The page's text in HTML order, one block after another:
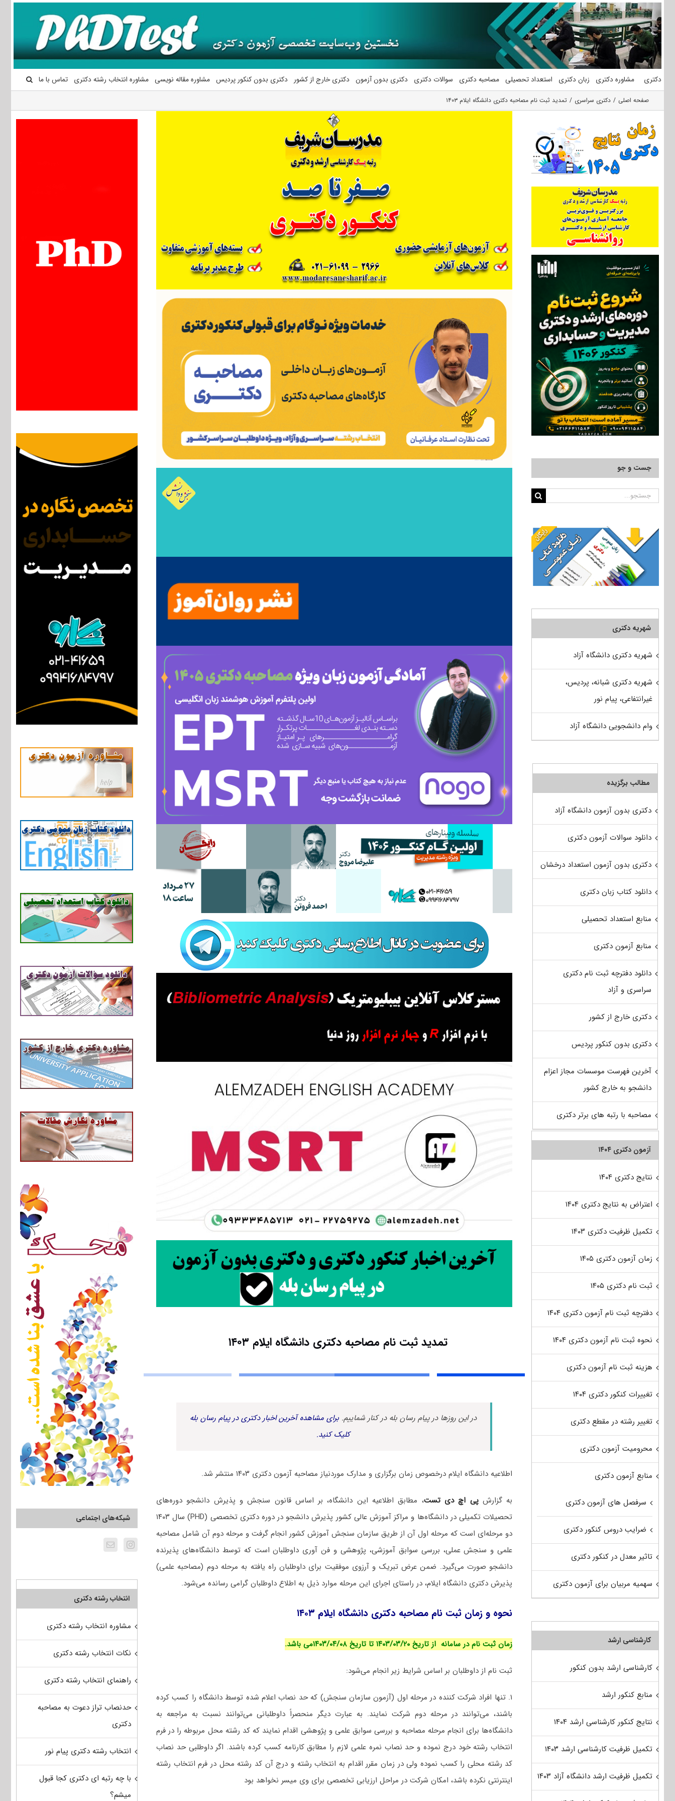
محتوا
دکتری مشاوره دکتری زبان دکتری استعداد تحصیلی مصاحبه دکتری سوالات دکتری دکتری بدون آزمون دکتری خارج از کشور دکتری بدون کنکور پردیس مشاوره مقاله نویسی مشاوره انتخاب رشته دکتری تماس با ما
صفحه اصلی دکتری سراسری تمدید ثبت نام مصاحبه دکتری دانشگاه ایلام ۱۴۰۳
تمدید ثبت نام مصاحبه دکتری دانشگاه ایلام ۱۴۰۳
در این روزها در پیام رسان بله در کنار شماییم. برای مشاهده آخرین اخبار دکتری در پیام رسان بله
کلیک کنید.
اطلاعیه دانشگاه ایلام درخصوص زمان برگزاری و مدارک موردنیاز مصاحبه آزمون دکتری ۱۴۰۳ منتشر شد.
به گزارشپی اچ دی تست، مطابق اطلاعیه این دانشگاه، بر اساس قانون سنجش و پذیرش دانشجو دوره‌های
تحصیلات تکمیلی در دانشگاه‌ها و مراکز آموزش عالی کشور پذیرش دانشجو در دوره دکتری تخصصی (PHD) سال ۱۴۰۳
دو مرحله‌ای است که مرحله اول آن از طریق سازمان سنجش آموزش کشور انجام گرفت و مرحله دوم آن شامل مصاحبه
علمی و سنجش عملی، بررسی سوابق آموزشی، پژوهشی و فن آوری داوطلبان است که توسط دانشگاه‌های پذیرنده
دانشجو صورت می‌گیرد. ضمن عرض تبریک و آرزوی موفقیت برای داوطلبان راه یافته به مرحله دوم (مصاحبه علمی)
پذیرش دکتری دانشگاه ایلام، در راستای اجرای این مرحله موارد ذیل به اطلاع داوطلبان گرامی رسانده می‌شود.
نحوه و زمان ثبت نام مصاحبه دکتری دانشگاه ایلام ۱۴۰۳
زمان ثبت نام در سامانه از تاریخ ۱۴۰۳/۰۳/۲۰ تا تاریخ ۱۴۰۳/۰۴/۰۸می باشد.
ثبت نام از داوطلبان بر اساس شرایط زیر انجام می‌شود:
۱. تنها افراد شرکت کننده در مرحله اول (آزمون سازمان سنجش) که حد نصاب اعلام شده توسط دانشگاه را کسب کرده
باشند، می‌توانند در مرحله دوم شرکت نمایند. به عبارت دیگر منحصراً داوطلبانی می‌توانند نسبت به مراجعه به
دانشگاه‌ها برای انجام مرحله مصاحبه و بررسی سوابق علمی و پژوهشی اقدام نمایند که کد رشته محل مربوطه را در فرم
انتخاب رشته خود درج نموده و حد نصاب نمره علمی لازم را مطابق کارنامه کسب کرده باشند. اگر داوطلبی حد نصاب
کد رشته محلی را کسب نموده ولی در زمان مقرر اقدام به انتخاب رشته و درج آن کد رشته محل در فرم انتخاب رشته
اینترنتی نکرده باشد، امکان شرکت در مراحل ارزیابی تخصصی برای وی میسر نخواهد بود
شبکه‌های اجتماعی
انتخاب رشته دکتری
مشاوره انتخاب رشته دکتری
نکات انتخاب رشته دکتری
راهنمای انتخاب رشته دکتری
حدنصاب تراز دعوت به مصاحبه
دکتری
انتخاب رشته دکتری پیام نور
با چه رتبه ای دکتری کجا قبول
میشم؟
جست و جو
جستجو
شهریه دکتری
شهریه دکتری دانشگاه آزاد
شهریه دکتری شبانه، پردیس،
غیرانتفاعی، پیام نور
وام دانشجویی دانشگاه آزاد
مطالب برگزیده
دکتری بدون آزمون دانشگاه آزاد
دانلود سوالات آزمون دکتری
دکتری بدون آزمون استعداد درخشان
دانلود کتاب زبان دکتری
منابع استعداد تحصیلی
منابع آزمون دکتری
دانلود دفترچه ثبت نام دکتری
سراسری و آزاد
دکتری خارج از کشور
دکتری بدون کنکور پردیس
آخرین فهرست موسسات مجاز اعزام
دانشجو به خارج کشور
مصاحبه با رتبه های برتر دکتری
آزمون دکتری ۱۴۰۴
نتایج دکتری ۱۴۰۴
اعتراض به نتایج دکتری ۱۴۰۴
تکمیل ظرفیت دکتری ۱۴۰۳
زمان آزمون دکتری ۱۴۰۵
ثبت نام دکتری ۱۴۰۵
دفترچه ثبت نام آزمون دکتری ۱۴۰۴
نحوه ثبت نام آزمون دکتری ۱۴۰۴
هزینه ثبت نام آزمون دکتری
تغییرات کنکور دکتری ۱۴۰۴
تغییر رشته در مقطع دکتری
محرومیت آزمون دکتری
منابع آزمون دکتری
سرفصل های آزمون دکتری
ضرایب دروس کنکور دکتری
تاثیر معدل در کنکور دکتری
سهمیه مربیان برای آزمون دکتری
کارشناسی ارشد
کارشناسی ارشد بدون کنکور
منابع کنکور ارشد
نتایج کنکور کارشناسی ارشد ۱۴۰۴
تکمیل ظرفیت کارشناسی ارشد ۱۴۰۳
تکمیل ظرفیت ارشد دانشگاه آزاد ۱۴۰۳